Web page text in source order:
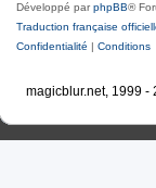
Développé parphpBB®
Traduction française
Confidentialité | Conditions
magicblur.net, 1999 -